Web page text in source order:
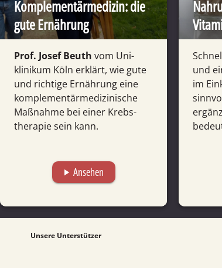
Komplementärmedizin: die
gute Ernährung
Prof. Josef Beuth vom Uni­
klinikum Köln erklärt, wie gute
und richtige Ernäh­rung eine
komplementär­medizinische
Maß­nahme bei einer Krebs­
therapie sein kann.
play_arrow Ansehen
und
im
Unsere Unterstützer